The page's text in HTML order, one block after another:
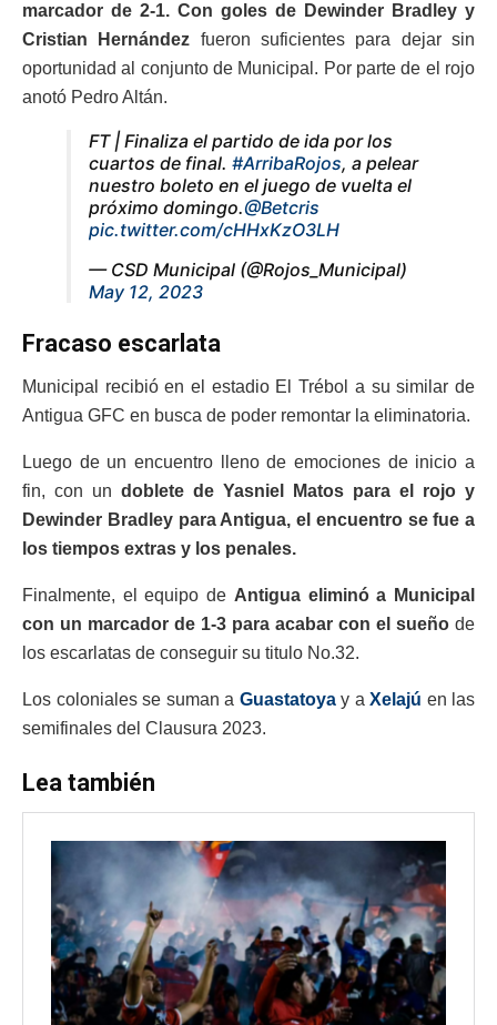
marcador de 2-1. Con goles de Dewinder Bradley y
Cristian Hernández fueron suficientes para dejar sin
oportunidad al conjunto de Municipal. Por parte de el rojo
anotó Pedro Altán.
FT | Finaliza el partido de ida por los
cuartos de final. #ArribaRojos, a pelear
nuestro boleto en el juego de vuelta el
próximo domingo.@Betcris
pic.twitter.com/cHHxKzO3LH
— CSD Municipal (@Rojos_Municipal)
May 12, 2023
Fracaso escarlata
Municipal recibió en el estadio El Trébol a su similar de
Antigua GFC en busca de poder remontar la eliminatoria.
Luego de un encuentro lleno de emociones de inicio a
fin, con un doblete de Yasniel Matos para el rojo y
Dewinder Bradley para Antigua, el encuentro se fue a
los tiempos extras y los penales.
Finalmente, el equipo de Antigua eliminó a Municipal
con un marcador de 1-3 para acabar con el sueño de
los escarlatas de conseguir su titulo No.32.
Los coloniales se suman a Guastatoyay a Xelajú en las
semifinales del Clausura 2023.
Lea también